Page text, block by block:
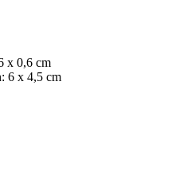
x 0,6 cm
6 x 4,5 cm